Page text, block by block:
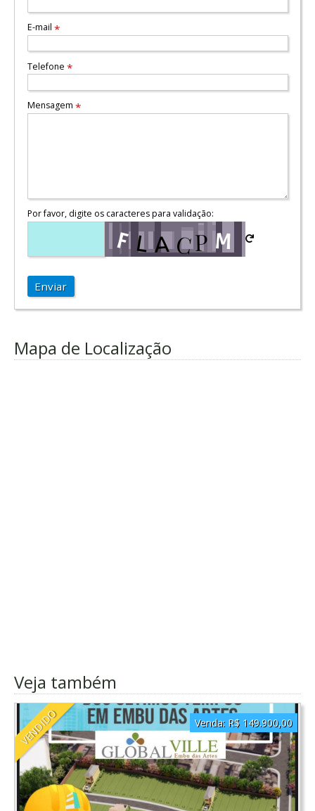
E-mail *
Telefone *
Mensagem *
Por favor, digite os caracteres para validação:
Enviar
Mapa de Localização
Veja também
VENDIDO Venda: R$ 149.900,00